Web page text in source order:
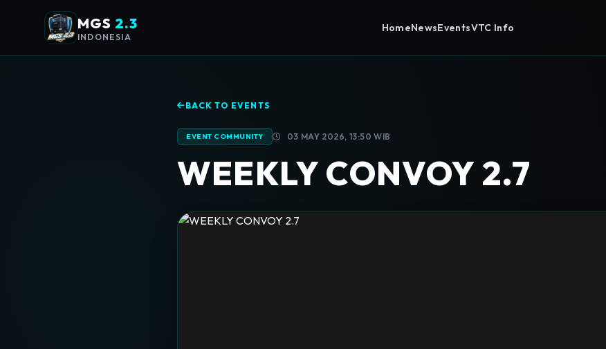
MGS 2.3
INDONESIA
HomeNewsEventsVTC Info
BACK TO EVENTS
EVENT COMMUNITY 03 MAY 2026, 13:50 WIB
WEEKLY CONVOY 2.7